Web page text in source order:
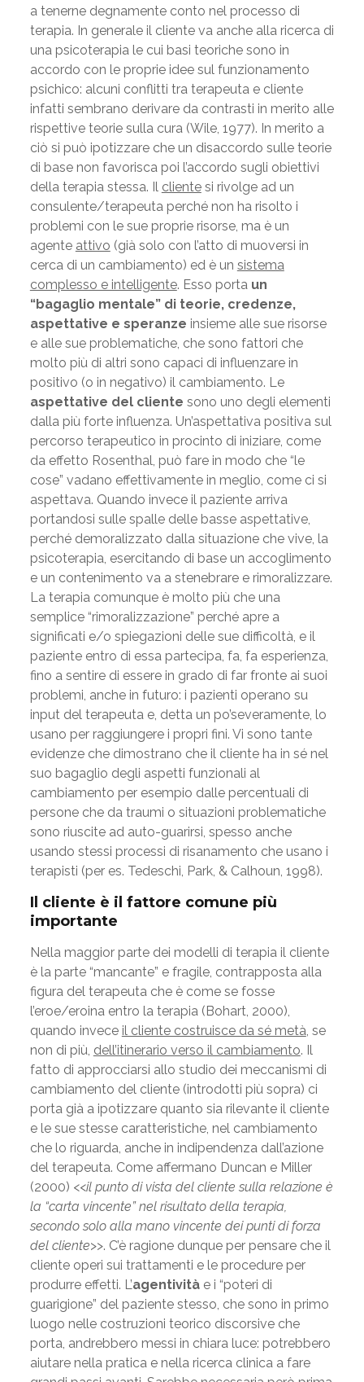
a tenerne degnamente conto nel processo di
terapia. In generale il cliente va anche alla ricerca di
una psicoterapia le cui basi teoriche sono in
accordo con le proprie idee sul funzionamento
psichico: alcuni conflitti tra terapeuta e cliente
infatti sembrano derivare da contrasti in merito alle
rispettive teorie sulla cura (Wile, 1977). In merito a
ciò si può ipotizzare che un disaccordo sulle teorie
di base non favorisca poi l’accordo sugli obiettivi
della terapia stessa. Il clientesi rivolge ad un
consulente/terapeuta perché non ha risolto i
problemi con le sue proprie risorse, ma è un
agente attivo (già solo con l’atto di muoversi in
cerca di un cambiamento) ed è un sistema
complesso e intelligente. Esso porta un
“bagaglio mentale” di teorie, credenze,
aspettative e speranze insieme alle sue risorse
e alle sue problematiche, che sono fattori che
molto più di altri sono capaci di influenzare in
positivo (o in negativo) il cambiamento. Le
aspettative del cliente sono uno degli elementi
dalla più forte influenza. Un’aspettativa positiva sul
percorso terapeutico in procinto di iniziare, come
da effetto Rosenthal, può fare in modo che “le
cose” vadano effettivamente in meglio, come ci si
aspettava. Quando invece il paziente arriva
portandosi sulle spalle delle basse aspettative,
perché demoralizzato dalla situazione che vive, la
psicoterapia, esercitando di base un accoglimento
e un contenimento va a stenebrare e rimoralizzare.
La terapia comunque è molto più che una
semplice “rimoralizzazione” perché apre a
significati e/o spiegazioni delle sue difficoltà, e il
paziente entro di essa partecipa, fa, fa esperienza,
fino a sentire di essere in grado di far fronte ai suoi
problemi, anche in futuro: i pazienti operano su
input del terapeuta e, detta un po’severamente, lo
usano per raggiungere i propri fini. Vi sono tante
evidenze che dimostrano che il cliente ha in sé nel
suo bagaglio degli aspetti funzionali al
cambiamento per esempio dalle percentuali di
persone che da traumi o situazioni problematiche
sono riuscite ad auto-guarirsi, spesso anche
usando stessi processi di risanamento che usano i
terapisti (per es. Tedeschi, Park, & Calhoun, 1998).
Il cliente è il fattore comune più
importante
Nella maggior parte dei modelli di terapia il cliente
è la parte “mancante” e fragile, contrapposta alla
figura del terapeuta che è come se fosse
l’eroe/eroina entro la terapia (Bohart, 2000),
quando invece il cliente costruisce da sé metà , se
non di più, dell’itinerario verso il cambiamento. Il
fatto di approcciarsi allo studio dei meccanismi di
cambiamento del cliente (introdotti più sopra) ci
porta già a ipotizzare quanto sia rilevante il cliente
e le sue stesse caratteristiche, nel cambiamento
che lo riguarda, anche in indipendenza dall’azione
del terapeuta. Come affermano Duncan e Miller
(2000) <<il punto di vista del cliente sulla relazione è
la “carta vincente” nel risultato della terapia,
secondo solo alla mano vincente dei punti di forza
del cliente>>. C’è ragione dunque per pensare che il
cliente operi sui trattamenti e le procedure per
produrre effetti. L’agentivitàe i “poteri di
guarigione” del paziente stesso, che sono in primo
luogo nelle costruzioni teorico discorsive che
porta, andrebbero messi in chiara luce: potrebbero
aiutare nella pratica e nella ricerca clinica a fare